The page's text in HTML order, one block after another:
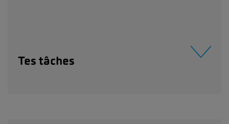
Tes tâches